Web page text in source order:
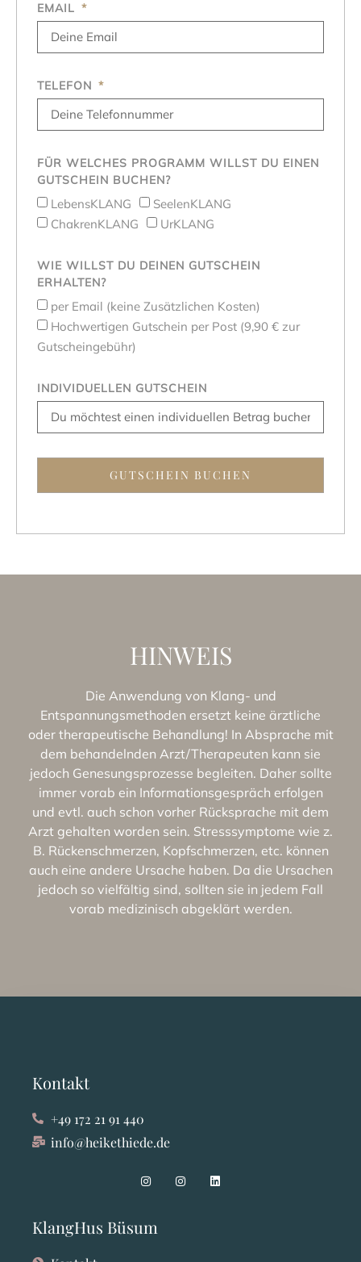
EMAIL
TELEFON
FÜR WELCHES PROGRAMM WILLST DU EINEN
GUTSCHEIN BUCHEN?
LebensKLANG
SeelenKLANG
ChakrenKLANG
UrKLANG
WIE WILLST DU DEINEN GUTSCHEIN
ERHALTEN?
per Email (keine Zusätzlichen Kosten)
Hochwertigen Gutschein per Post (9,90 € zur
Gutscheingebühr)
INDIVIDUELLEN GUTSCHEIN
GUTSCHEIN BUCHEN
HINWEIS
Die Anwendung von Klang- und
Entspannungsmethoden ersetzt keine ärztliche
oder therapeutische Behandlung! In Absprache mit
dem behandelnden Arzt/Therapeuten kann sie
jedoch Genesungsprozesse begleiten. Daher sollte
immer vorab ein Informationsgespräch erfolgen
und evtl. auch schon vorher Rücksprache mit dem
Arzt gehalten worden sein. Stresssymptome wie z.
B. Rückenschmerzen, Kopfschmerzen, etc. können
auch eine andere Ursache haben. Da die Ursachen
jedoch so vielfältig sind, sollten sie in jedem Fall
vorab medizinisch abgeklärt werden.
Kontakt
+49 172 21 91 440
info@heikethiede.de
KlangHus Büsum